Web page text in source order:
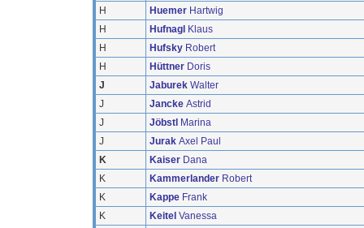
H
Huemer Hartwig
H
Hufnagl Klaus
H
Hufsky Robert
H
Hüttner Doris
J
Jaburek Walter
J
Jancke Astrid
J
Jöbstl Marina
J
Jurak Axel Paul
K
Kaiser Dana
K
Kammerlander Robert
K
Kappe Frank
K
Keitel Vanessa